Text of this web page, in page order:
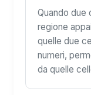
Quando due
regione
quelle due
numeri,
da quelle